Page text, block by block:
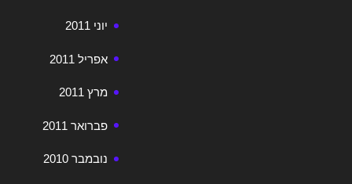
יוני 2011
אפריל 2011
מרץ 2011
פברואר 2011
נובמבר 2010